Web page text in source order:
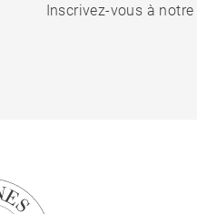
Inscrivez-vous à